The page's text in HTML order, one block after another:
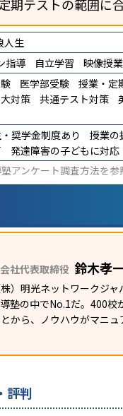
期テストの範囲に
人生
指導 自立学習 映像授業
医学部受験 授業・定
対策 共通テスト対策
奨学金制度あり 授業の
発達障害の子どもに対応
アンケート調査方法を参
社代表取締役 鈴木孝
）明光ネットワークジ
塾の中でNo.1だ。400
から、ノウハウがマニ
評判